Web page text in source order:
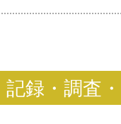
記録・調査